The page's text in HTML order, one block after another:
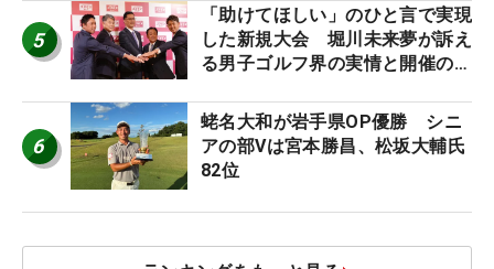
5
「助けてほしい」のひと言で実現
した新規大会 堀川未来夢が訴え
る男子ゴルフ界の実情と開催の舞
6
蛯名大和が岩手県OP優勝 シニ
アの部Vは宮本勝昌、松坂大輔氏
82位